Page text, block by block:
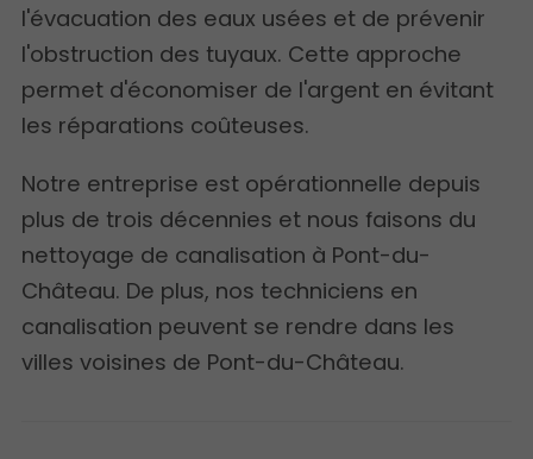
l'évacuation des eaux usées et de prévenir
l'obstruction des tuyaux. Cette approche
permet d'économiser de l'argent en évitant
les réparations coûteuses.
Notre entreprise est opérationnelle depuis
plus de trois décennies et nous faisons du
nettoyage de canalisation à Pont-du-
Château. De plus, nos techniciens en
canalisation peuvent se rendre dans les
villes voisines de Pont-du-Château.